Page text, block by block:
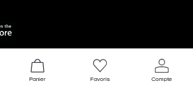
Réglages des témoins
Panier Favoris Compte